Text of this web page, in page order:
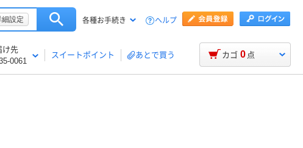
細設定 各種お手続き ヘルプ
け先
0061
スイートポイント あとで買う カゴ 0 点